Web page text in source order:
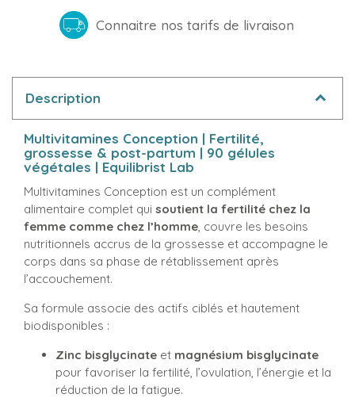
Connaitre nos tarifs de livraison
Description
Multivitamines Conception | Fertilité,
grossesse & post-partum | 90 gélules
végétales | Equilibrist Lab
Multivitamines Conception est un complément
alimentaire complet qui soutient la fertilité chez la
femme comme chez l’homme, couvre les besoins
nutritionnels accrus de la grossesse et accompagne le
corps dans sa phase de rétablissement après
l’accouchement.
Sa formule associe des actifs ciblés et hautement
biodisponibles :
Zinc bisglycinate et magnésium bisglycinate
pour favoriser la fertilité, l’ovulation, l’énergie et la
réduction de la fatigue.